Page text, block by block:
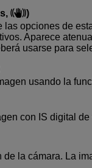
)
las opciones de
Aparece
usarse para
usando la
con IS digital
la cámara. La